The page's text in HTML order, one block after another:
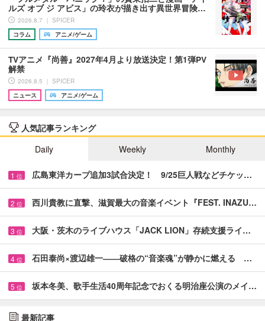
ルズ オブ ジ アビス」の玲衣が描き出す異世界冒険…
2026.8.7 ｜ SPICER
コラム
アニメ/ゲーム
TVアニメ『尚善』2027年4月より放送決定！第1弾PV
解禁
2026.8.5 ｜ SPICER
ニュース
アニメ/ゲーム
人気記事ランキング
Daily
Weekly Monthly
1 位 広島東洋カープ追加3試合決定！ 9/25巨人戦などチケッ…
2 位 西川貴教に直撃、滋賀最大の音楽イベント『FEST. INAZU…
3 位 大阪・茨木のライブハウス「JACK LION」存続支援ライ…
4 位 石田泰尚×渡辺雄一――破格の“音楽魂”が静かに燃える …
5 位 坂本冬美、歌手生活40周年記念でおくる明治座公演のメイ…
最新記事